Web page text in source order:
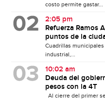
costo permite gastar...
2:05 pm
Refuerza Ramos
puntos de la
Cuadrillas
industrial,...
10:02 am
Deuda del
pesos con la 4T
Al cierre del primer